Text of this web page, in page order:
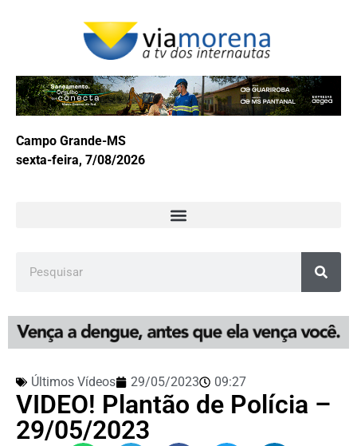
Campo Grande-MS
sexta-feira, 7/08/2026
Últimos Vídeos 29/05/2023 09:27
VIDEO! Plantão de Polícia –
29/05/2023